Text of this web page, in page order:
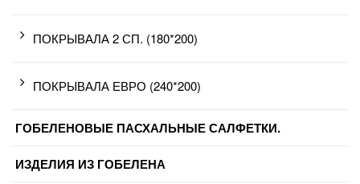
ПОКРЫВАЛА 2 СП. (180*200)
ПОКРЫВАЛА ЕВРО (240*200)
ГОБЕЛЕНОВЫЕ ПАСХАЛЬНЫЕ САЛФЕТКИ.
ИЗДЕЛИЯ ИЗ ГОБЕЛЕНА